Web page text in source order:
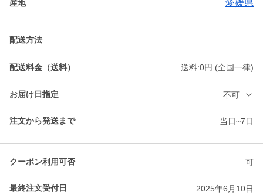
産地 愛媛県
配送方法
配送料金（送料） 送料:0円 (全国一律)
お届け日指定 不可
注文から発送まで 当日~7日
クーポン利用可否 可
最終注文受付日 2025年6月10日